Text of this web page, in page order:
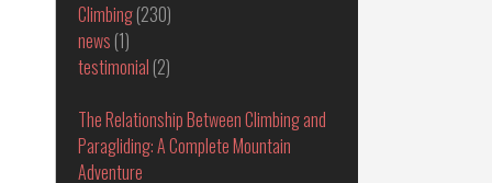
Climbing(230)
news (1)
testimonial (2)
The Relationship Between Climbing and
Paragliding: A Complete Mountain
Adventure